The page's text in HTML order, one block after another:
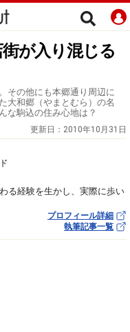
が入り混じる
その他にも本郷通り周辺に
大和郷（やまとむら）の名
な駒込の住み心地は？
更新日： 2010年10月31日
る経験を生かし、実際に歩い
プロフィール詳細
執筆記事一覧